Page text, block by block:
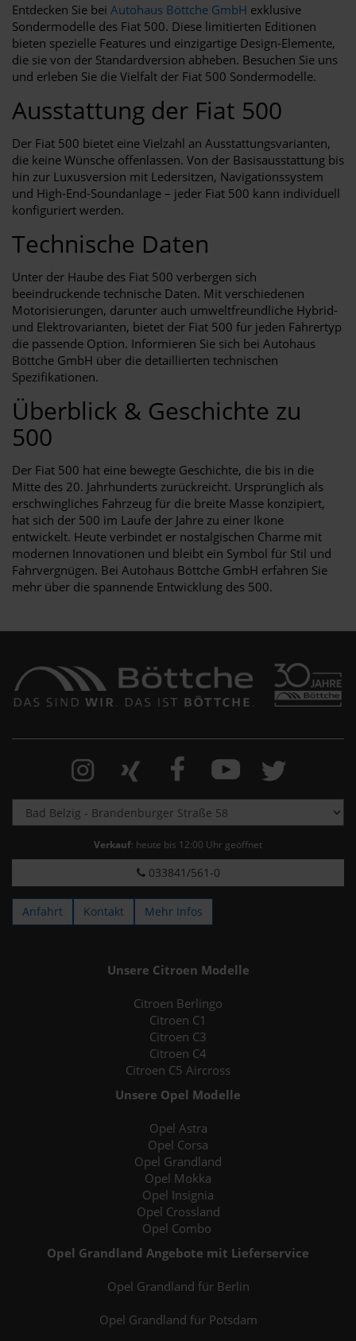
Entdecken Sie bei Autohaus Böttche GmbH exklusive
Sondermodelle des Fiat 500. Diese limitierten Editionen
bieten spezielle Features und einzigartige Design-Elemente,
die sie von der Standardversion abheben. Besuchen Sie uns
und erleben Sie die Vielfalt der Fiat 500 Sondermodelle.
Ausstattung der Fiat 500
Der Fiat 500 bietet eine Vielzahl an Ausstattungsvarianten,
die keine Wünsche offenlassen. Von der Basisausstattung bis
hin zur Luxusversion mit Ledersitzen, Navigationssystem
und High-End-Soundanlage – jeder Fiat 500 kann individuell
konfiguriert werden.
Technische Daten
Unter der Haube des Fiat 500 verbergen sich
beeindruckende technische Daten. Mit verschiedenen
Motorisierungen, darunter auch umweltfreundliche Hybrid-
und Elektrovarianten, bietet der Fiat 500 für jeden Fahrertyp
die passende Option. Informieren Sie sich bei Autohaus
Böttche GmbH über die detaillierten technischen
Spezifikationen.
Überblick & Geschichte zu
500
Der Fiat 500 hat eine bewegte Geschichte, die bis in die
Mitte des 20. Jahrhunderts zurückreicht. Ursprünglich als
erschwingliches Fahrzeug für die breite Masse konzipiert,
hat sich der 500 im Laufe der Jahre zu einer Ikone
entwickelt. Heute verbindet er nostalgischen Charme mit
modernen Innovationen und bleibt ein Symbol für Stil und
Fahrvergnügen. Bei Autohaus Böttche GmbH erfahren Sie
mehr über die spannende Entwicklung des 500.
Verkauf: heute bis 12:00 Uhr geöffnet
033841/561-0
Anfahrt Kontakt Mehr Infos
Unsere Citroen Modelle
Citroen Berlingo
Citroen C1
Citroen C3
Citroen C4
Citroen C5 Aircross
Unsere Opel Modelle
Opel Astra
Opel Corsa
Opel Grandland
Opel Mokka
Opel Insignia
Opel Crossland
Opel Combo
Opel Grandland Angebote mit Lieferservice
Opel Grandland für Berlin
Opel Grandland für Potsdam